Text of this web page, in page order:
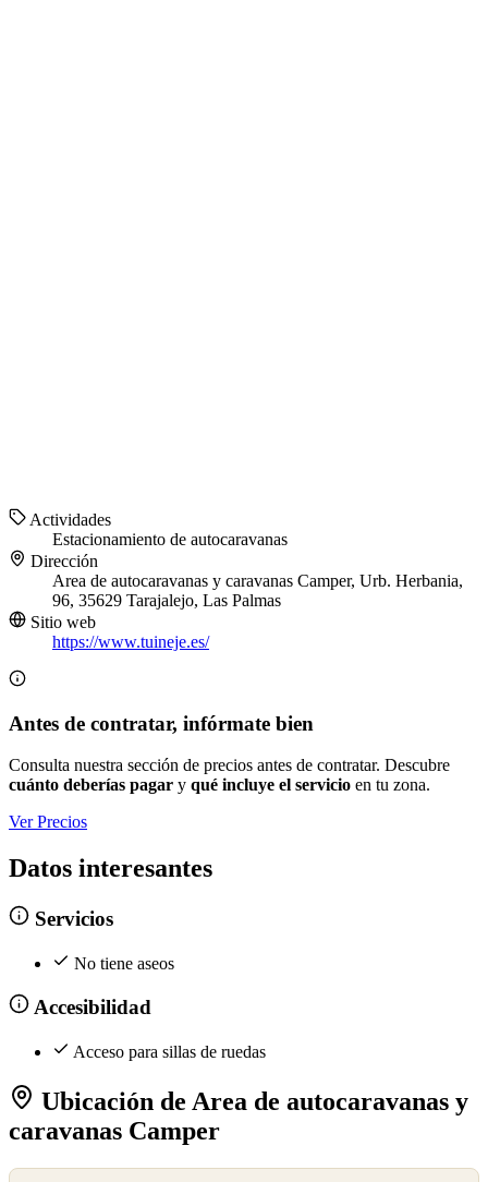
Actividades
Estacionamiento de autocaravanas
Dirección
Area de autocaravanas y caravanas Camper, Urb. Herbania,
96, 35629 Tarajalejo, Las Palmas
Sitio web
https://www.tuineje.es/
Antes de contratar, infórmate bien
Consulta nuestra sección de precios antes de contratar. Descubre
cuánto deberías pagar y qué incluye el servicio en tu zona.
Ver Precios
Datos interesantes
Servicios
No tiene aseos
Accesibilidad
Acceso para sillas de ruedas
Ubicación de Area de autocaravanas y
caravanas Camper